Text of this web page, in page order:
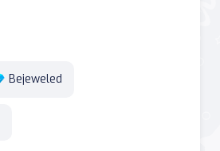
Bejeweled